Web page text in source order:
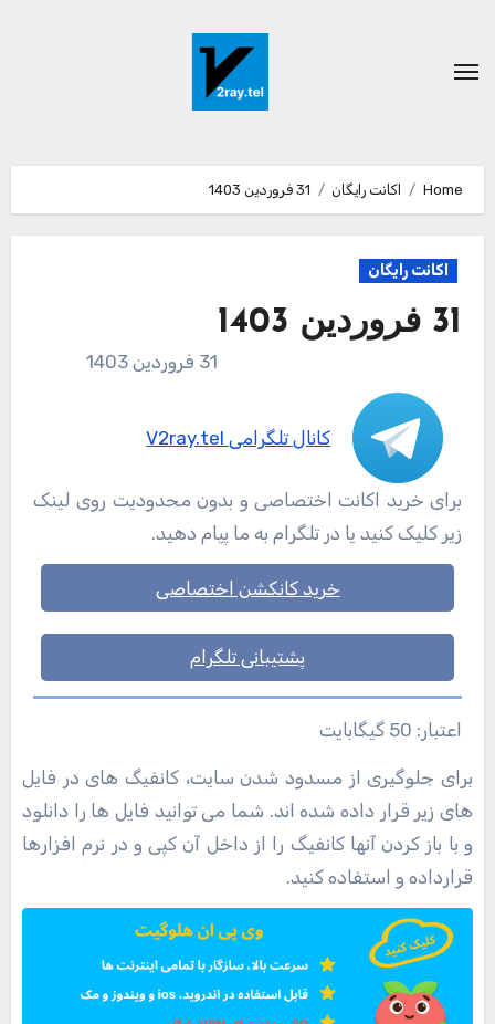
content
Home اکانت رایگان 31 فروردین 1403
اکانت رایگان
31 فروردین 1403
31 فروردین 1403
کانال تلگرامی V2ray.tel
برای خرید اکانت اختصاصی و بدون محدودیت روی لینک
زیر کلیک کنید یا در تلگرام به ما پیام دهید.
خرید کانکشن اختصاصی
پشتیبانی تلگرام
اعتبار: 50 گیگابایت
برای جلوگیری از مسدود شدن سایت، کانفیگ های در فایل
های زیر قرار داده شده اند. شما می توانید فایل ها را دانلود
و با باز کردن آنها کانفیگ را از داخل آن کپی و در نرم افزارها
قرارداده و استفاده کنید.